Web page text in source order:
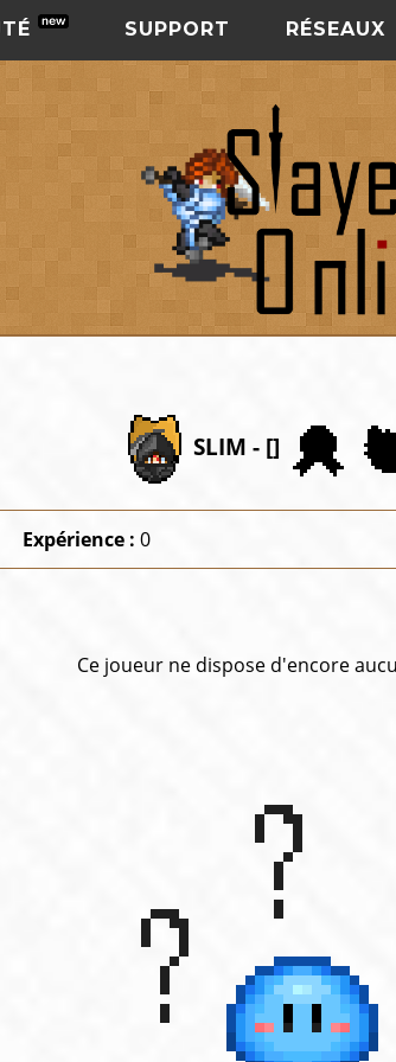
SUPPORT RÉSEAUX
SLIM - []
Expérience : 0
Ce joueur ne dispose d'encore